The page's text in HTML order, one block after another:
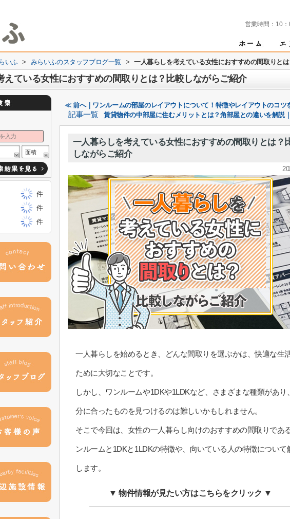
営業時間： 10
いふ > みらいふのスタッフブログ一覧 > 一人暮らしを考えている女性におすすめの間取りと
えている女性におすすめの間取りとは？比較しながらご紹介
≪ 前へ｜ワンルームの部屋のレイアウトについて！特徴やレイアウトのコツ
記事一覧 賃貸物件の中部屋に住むメリットとは？角部屋との違いを解説
一人暮らしを考えている女性におすすめの間取りとは？
しながらご紹介
一人暮らしを始めるとき、どんな間取りを選ぶかは、快適な生
ために大切なことです。
しかし、ワンルームや1DKや1LDKなど、さまざまな種類があり
分に合ったものを見つけるのは難しいかもしれません。
そこで今回は、女性の一人暮らし向けのおすすめの間取りであ
ンルームと1DKと1LDKの特徴や、向いている人の特徴について
します。
▼ 物件情報が見たい方はこちらをクリック ▼
面積
件
件
件